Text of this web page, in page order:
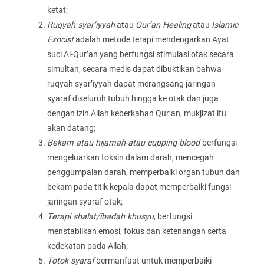
ketat;
Ruqyah syar’iyyahatau Qur’an Healingatau Islamic
Exocistadalah metode terapi mendengarkan Ayat
suci Al-Qur’an yang berfungsi stimulasi otak secara
simultan, secara medis dapat dibuktikan bahwa
ruqyah syar’iyyah dapat merangsang jaringan
syaraf diseluruh tubuh hingga ke otak dan juga
dengan izin Allah keberkahan Qur’an, mukjizat itu
akan datang;
Bekam atau hijamah-atau cupping blood berfungsi
mengeluarkan toksin dalam darah, mencegah
penggumpalan darah, memperbaiki organ tubuh dan
bekam pada titik kepala dapat memperbaiki fungsi
jaringan syaraf otak;
Terapi shalat/ibadah khusyu, berfungsi
menstabilkan emosi, fokus dan ketenangan serta
kedekatan pada Allah;
Totok syarafbermanfaat untuk memperbaiki